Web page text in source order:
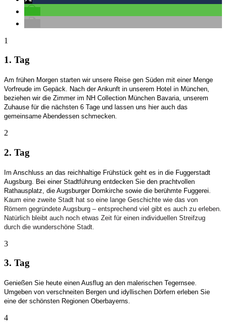
1
1. Tag
Am frühen Morgen starten wir unsere Reise gen Süden mit einer Menge
Vorfreude im Gepäck. Nach der Ankunft in unserem Hotel in München,
beziehen wir die Zimmer im NH Collection München Bavaria, unserem
Zuhause für die nächsten 6 Tage und lassen uns hier auch das
gemeinsame Abendessen schmecken.
2
2. Tag
Im Anschluss an das reichhaltige Frühstück geht es in die Fuggerstadt
Augsburg. Bei einer Stadtführung entdecken Sie den prachtvollen
Rathausplatz, die Augsburger Domkirche sowie die berühmte Fuggerei.
Kaum eine zweite Stadt hat so eine lange Geschichte wie das von
Römern gegründete Augsburg – entsprechend viel gibt es auch zu erleben.
Natürlich bleibt auch noch etwas Zeit für einen individuellen Streifzug
durch die wunderschöne Stadt.
3
3. Tag
Genießen Sie heute einen Ausflug an den malerischen Tegernsee.
Umgeben von verschneiten Bergen und idyllischen Dörfern erleben Sie
eine der schönsten Regionen Oberbayerns.
4